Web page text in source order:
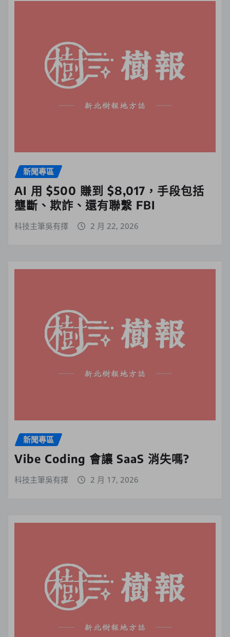
新聞專區
AI 用 $500 賺到 $8,017，手段包括
壟斷、欺詐、還有聯繫 FBI
科技主筆吳有擇 2 月 22, 2026
新聞專區
Vibe Coding 會讓 SaaS 消失嗎?
科技主筆吳有擇 2 月 17, 2026